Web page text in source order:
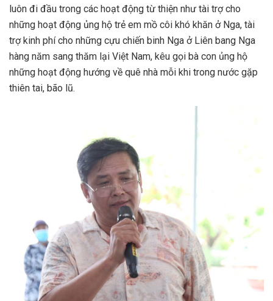
luôn đi đầu trong các hoạt động từ thiện như tài trợ cho
những hoạt động ủng hộ trẻ em mồ côi khó khăn ở Nga, tài
trợ kinh phí cho những cựu chiến binh Nga ở Liên bang Nga
hàng năm sang thăm lại Việt Nam, kêu gọi bà con ủng hộ
những hoạt động hướng về quê nhà mỗi khi trong nước gặp
thiên tai, bão lũ.